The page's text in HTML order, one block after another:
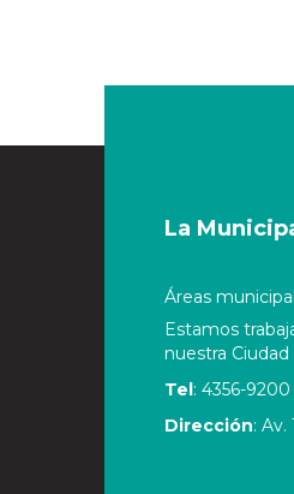
La
Áreas
Estamos
nuestra Ciudad
Tel : 4356-9200
Dirección: Av.